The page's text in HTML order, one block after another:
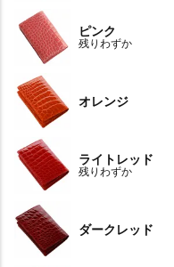
ピンク
残りわずか
オレンジ
ライトレッド
残りわずか
ダークレッド